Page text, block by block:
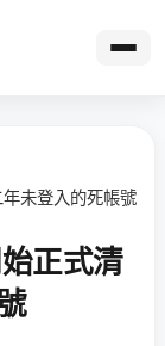
未登入的死帳號
正式清